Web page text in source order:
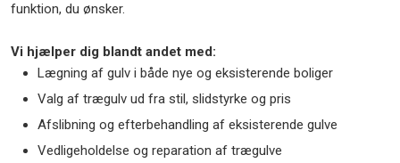
funktion, du ønsker.
Vi hjælper dig blandt andet med:
Lægning af gulv i både nye og eksisterende boliger
Valg af trægulv ud fra stil, slidstyrke og pris
Afslibning og efterbehandling af eksisterende gulve
Vedligeholdelse og reparation af trægulve